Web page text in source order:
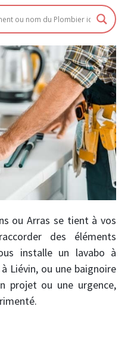
ou Arras se tient à vos
des éléments
installe un lavabo à
Liévin, ou une baignoire
projet ou une urgence,